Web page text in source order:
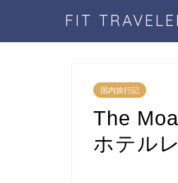
FIT
国内旅行記
The
ホテル